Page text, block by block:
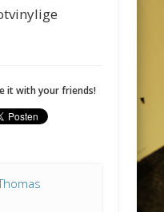
it with your friends!